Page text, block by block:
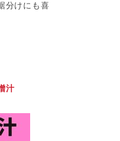
分けにも喜
汁